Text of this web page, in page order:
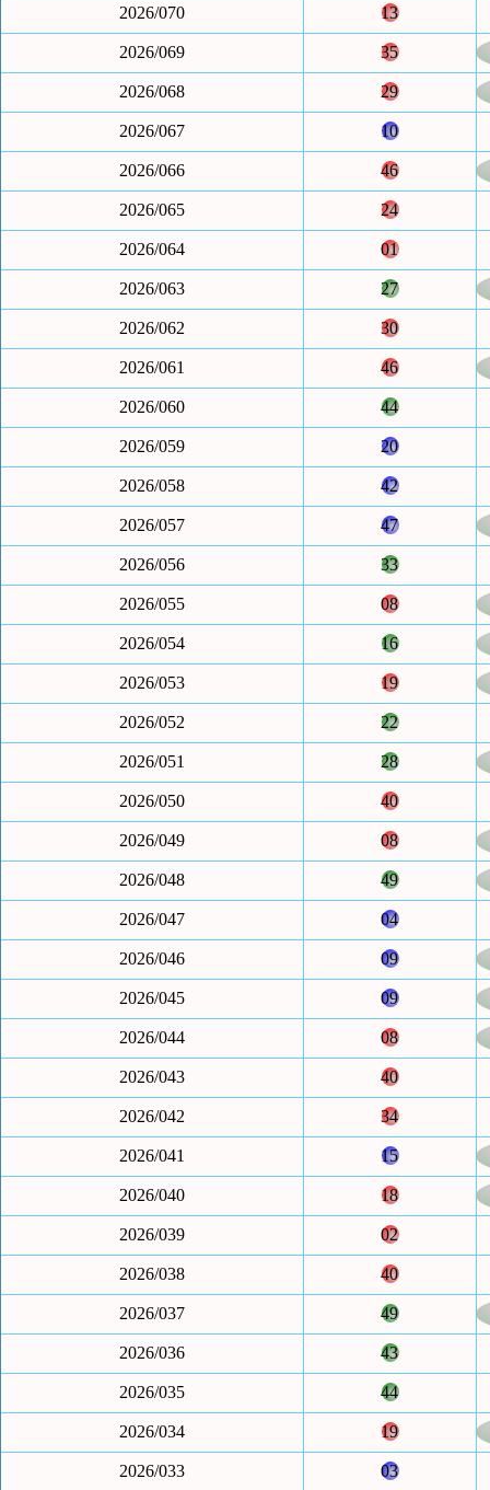
2026/070 13
2026/069 35
2026/068 29
2026/067 10
2026/066 46
2026/065 24
2026/064 01
2026/063 27
2026/062 30
2026/061 46
2026/060 44
2026/059 20
2026/058 42
2026/057 47
2026/056 33
2026/055 08
2026/054 16
2026/053 19
2026/052 22
2026/051 28
2026/050 40
2026/049 08
2026/048 49
2026/047 04
2026/046 09
2026/045 09
2026/044 08
2026/043 40
2026/042 34
2026/041 15
2026/040 18
2026/039 02
2026/038 40
2026/037 49
2026/036 43
2026/035 44
2026/034 19
2026/033 03